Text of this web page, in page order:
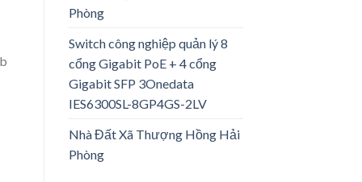
Phòng
Switch công nghiệp quản lý 8
cổng Gigabit PoE + 4 cổng
Gigabit SFP 3Onedata
IES6300SL-8GP4GS-2LV
Nhà Đất Xã Thượng Hồng Hải
Phòng